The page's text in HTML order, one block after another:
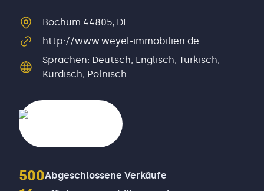
Bochum 44805, DE
http://www.weyel-immobilien.de
Sprachen: Deutsch, Englisch, Türkisch,
Kurdisch, Polnisch
500Abgeschlossene Verkäufe